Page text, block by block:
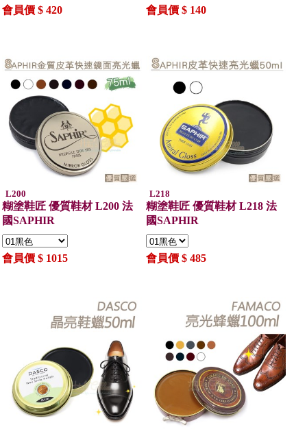
會員價 $ 420 會員價 $ 140
L200
糊塗鞋匠 優質鞋材 L200 法
國SAPHIR
會員價 $ 1015
L218
糊塗鞋匠 優質鞋材 L218 法
國SAPHIR
會員價 $ 485